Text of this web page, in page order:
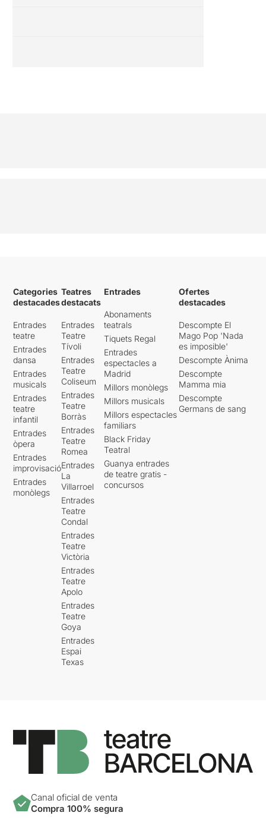
Categories
destacades
Entrades
teatre
Entrades
dansa
Entrades
musicals
Entrades
teatre
infantil
Entrades
òpera
Entrades
improvisació
Entrades
monòlegs
Teatres
destacats
Entrades
Teatre
Tívoli
Entrades
Teatre
Coliseum
Entrades
Teatre
Borràs
Entrades
Teatre
Romea
Entrades
La
Villarroel
Entrades
Teatre
Condal
Entrades
Teatre
Victòria
Entrades
Teatre
Apolo
Entrades
Teatre
Goya
Entrades
Espai
Texas
Entrades
Abonaments
teatrals
Tiquets Regal
Entrades
espectacles a
Madrid
Millors monòlegs
Millors musicals
Millors espectacles
familiars
Black Friday
Teatral
Guanya entrades
de teatre gratis -
concursos
Ofertes
destacades
Descompte El
Mago Pop 'Nada
es imposible'
Descompte Ànima
Descompte
Mamma mia
Descompte
Germans de sang
Canal oficial de venta
Compra 100% segura